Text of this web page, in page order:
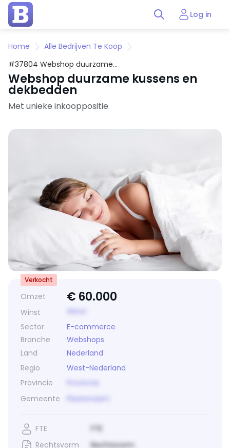
Log in
Home
Alle Bedrijven Te Koop
#37804 Webshop duurzame
kussens en dekbedden
Webshop duurzame kussens en
dekbedden
Met unieke inkooppositie
Omzet € 60.000
Winst
Sector
E-commerce
Branche
Webshops
Land
Nederland
Regio
West-Nederland
Provincie
Provincie
Gemeente
Plaatsnaam
Verkocht
FTE
FTE
Rechtsvorm
Rechtsvorm